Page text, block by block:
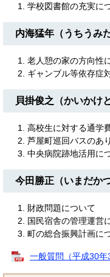
学校図書館の充実に
内海猛年（うちうみ
老人憩の家の方向性
ギャンブル等依存症
貝掛俊之（かいかけ
高校生に対する通学
芦屋町巡回バスのあ
中央病院跡地活用に
今田勝正（いまだか
財政問題について
国民宿舎の管理運営
町の総合振興計画に
一般質問（平成30